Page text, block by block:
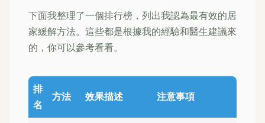
下面我整理了一個排行榜，列出我認為最有效的居
家緩解方法。這些都是根據我的經驗和醫生建議來
的，你可以參考看看。
排
名
方法 效果描述 注意事項